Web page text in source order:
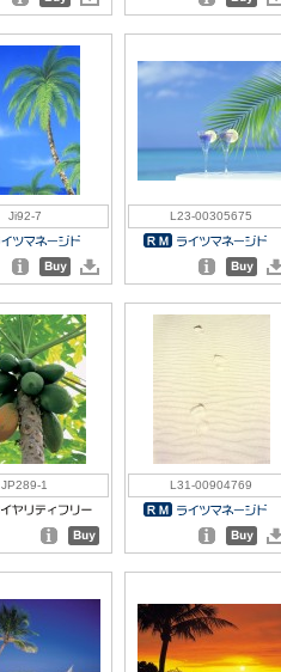
Ji92-7 L23-00305675
JP289-1 L31-00904769